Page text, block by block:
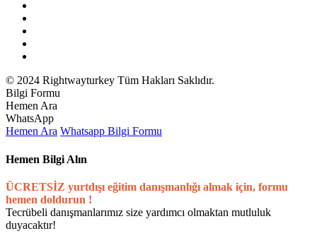
© 2024 Rightwayturkey Tüm Hakları Saklıdır.
Bilgi Formu
Hemen Ara
WhatsApp
Hemen Ara Whatsapp Bilgi Formu
Hemen Bilgi Alın
ÜCRETSİZ yurtdışı eğitim danışmanlığı almak için, formu
hemen doldurun !
Tecrübeli danışmanlarımız size yardımcı olmaktan mutluluk
duyacaktır!